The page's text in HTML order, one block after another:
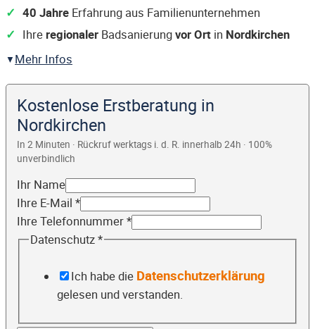
40 Jahre Erfahrung aus Familienunternehmen
Ihre regionaler Badsanierungvor Ort in Nordkirchen
Mehr Infos
Kostenlose Erstberatung in
Nordkirchen
In 2 Minuten · Rückruf werktags i. d. R. innerhalb 24h · 100%
unverbindlich
Ihr Name
Ihre E-Mail *
Ihre Telefonnummer*
Datenschutz*
Ich habe die Datenschutzerklärung
gelesen und verstanden.